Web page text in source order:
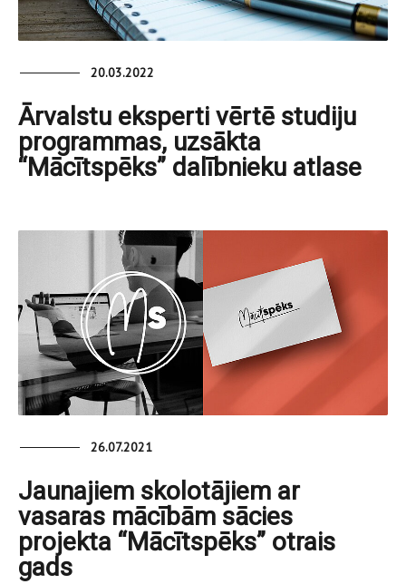
20.03.2022
Ārvalstu eksperti vērtē studiju
programmas, uzsākta
“Mācītspēks” dalībnieku atlase
26.07.2021
Jaunajiem skolotājiem ar
vasaras mācībām sācies
projekta “Mācītspēks” otrais
gads